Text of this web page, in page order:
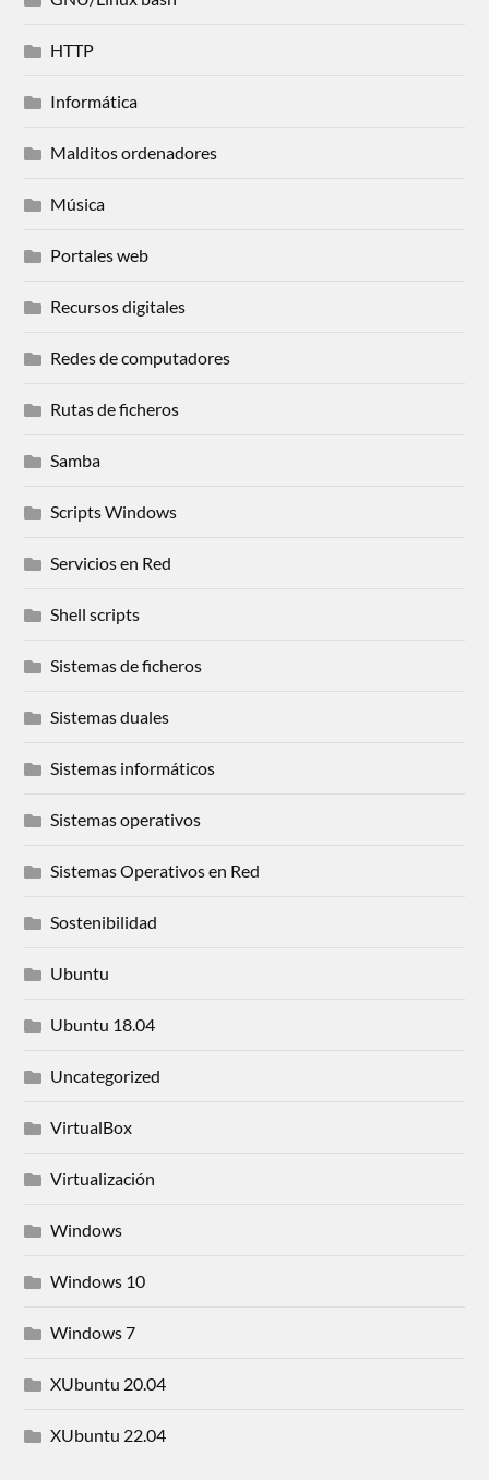
HTTP
Informática
Malditos ordenadores
Música
Portales web
Recursos digitales
Redes de computadores
Rutas de ficheros
Samba
Scripts Windows
Servicios en Red
Shell scripts
Sistemas de ficheros
Sistemas duales
Sistemas informáticos
Sistemas operativos
Sistemas Operativos en Red
Sostenibilidad
Ubuntu
Ubuntu 18.04
Uncategorized
VirtualBox
Virtualización
Windows
Windows 10
Windows 7
XUbuntu 20.04
XUbuntu 22.04